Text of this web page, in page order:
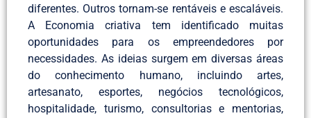
diferentes. Outros tornam-se rentáveis e escaláveis.
A Economia criativa tem identificado muitas
oportunidades para os empreendedores por
necessidades. As ideias surgem em diversas áreas
do conhecimento humano, incluindo artes,
artesanato, esportes, negócios tecnológicos,
hospitalidade, turismo, consultorias e mentorias,